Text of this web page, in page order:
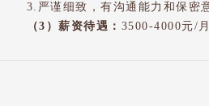
3.严谨细致，有沟通能力和保密
（3）薪资待遇： 3500-4000元/